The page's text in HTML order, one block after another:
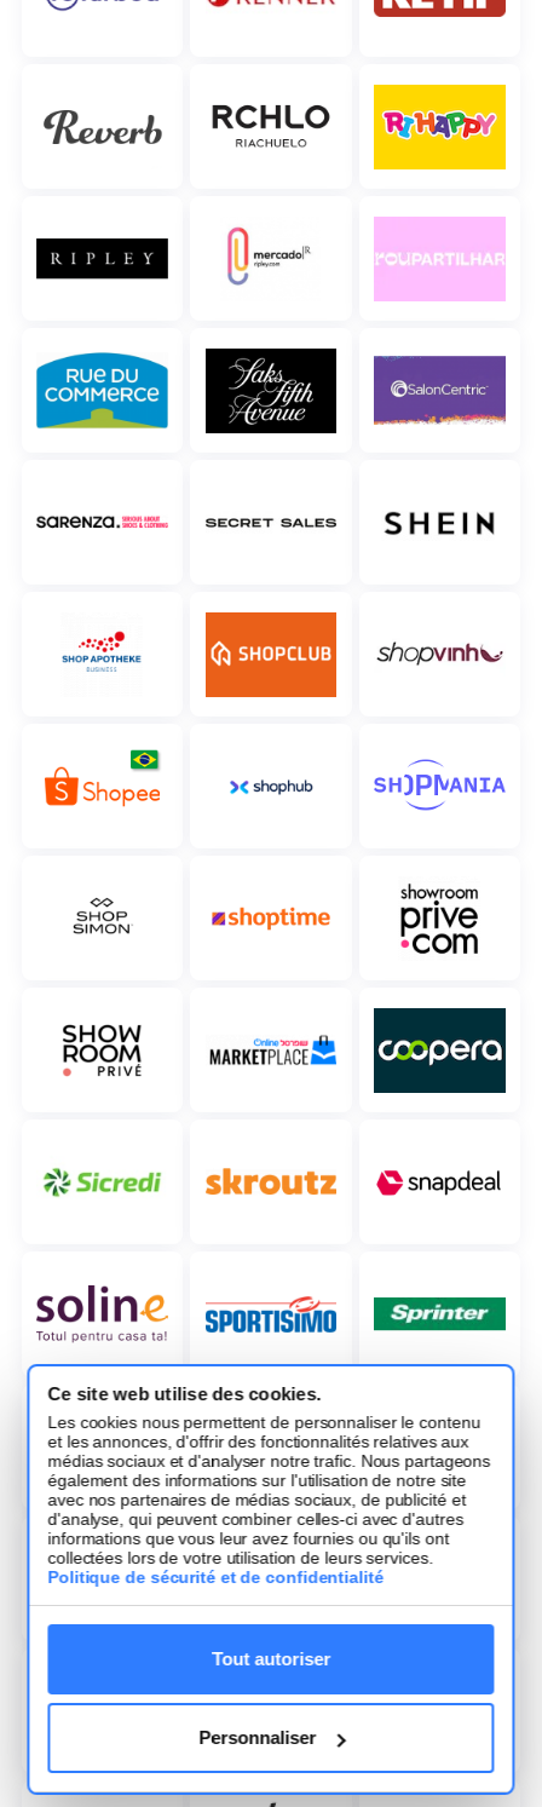
Ce site web utilise des cookies.
Les cookies nous permettent de personnaliser le contenu
et les annonces, d'offrir des fonctionnalités relatives aux
médias sociaux et d'analyser notre trafic. Nous partageons
également des informations sur l'utilisation de notre site
avec nos partenaires de médias sociaux, de publicité et
d'analyse, qui peuvent combiner celles-ci avec d'autres
informations que vous leur avez fournies ou qu'ils ont
collectées lors de votre utilisation de leurs services.
Politique de sécurité et de confidentialité
Tout autoriser
Personnaliser